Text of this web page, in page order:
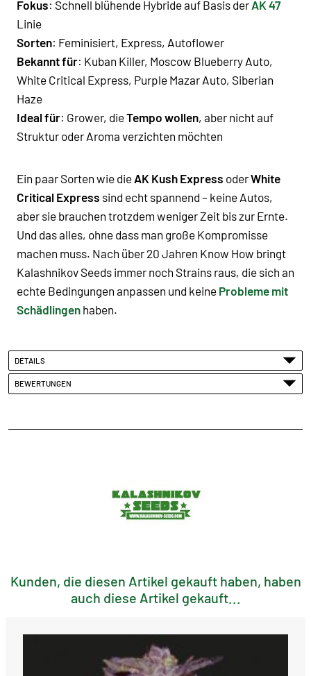
Fokus: Schnell blühende Hybrideauf Basis der AK 47
Linie
Sorten: Feminisiert, Express, Autoflower
Bekannt für: Kuban Killer, Moscow Blueberry Auto,
White Critical Express, Purple Mazar Auto, Siberian
Haze
Ideal für: Grower, dieTempo wollen, aber nicht auf
Struktur oder Aroma verzichten möchten
Ein paar Sorten wie die AK Kush Express oderWhite
Critical Express sind echt spannend – keine Autos,
aber sie brauchen trotzdem weniger Zeit bis zur Ernte.
Und das alles, ohne dass man große Kompromisse
machen muss. Nach über 20 Jahren Know How bringt
Kalashnikov Seeds immer noch Strains raus, die sich an
echte Bedingungen anpassen und keine Probleme mit
Schädlingen haben.
DETAILS
BEWERTUNGEN
Kunden, die diesen Artikel gekauft haben, haben
auch diese Artikel gekauft...